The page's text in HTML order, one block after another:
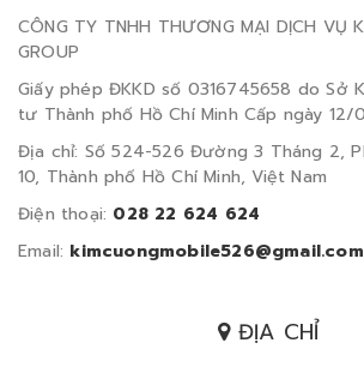
CÔNG TY TNHH THƯƠNG MẠI DỊCH VỤ
GROUP
Giấy phép ĐKKD số 0316745658 do Sở
tư Thành phố Hồ Chí Minh Cấp ngày 12/
Địa chỉ: Số 524-526 Đường 3 Tháng 2,
10, Thành phố Hồ Chí Minh, Việt Nam
Điện thoại: 028 22 624 624
Email: kimcuongmobile526@gmail.com
ĐỊA CHỈ